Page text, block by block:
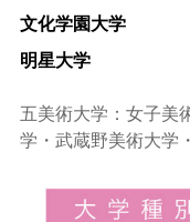
文化学園大学
明星大学
五美術大学：女子美
学・武蔵野美術大学